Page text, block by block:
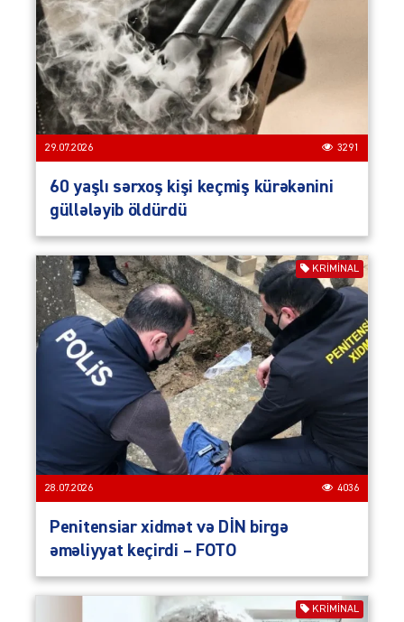
29.07.2026 3291
60 yaşlı sərxoş kişi keçmiş kürəkənini
güllələyib öldürdü
KRIMINAL
28.07.2026 4036
Penitensiar xidmət və DİN birgə
əməliyyat keçirdi – FOTO
KRIMINAL